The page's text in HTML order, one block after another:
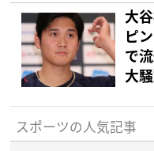
大
ピ
で
大
スポーツの人気記事